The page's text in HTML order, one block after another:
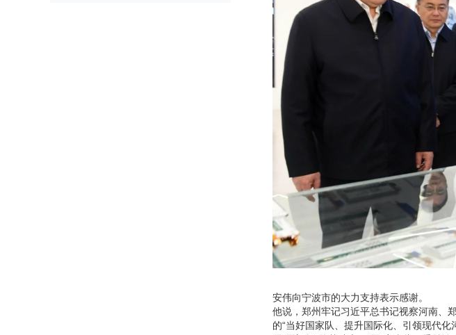
安伟向宁波市的大力支持表示感谢。
他说，郑州牢记习近平总书记视察河南、
的“当好国家队、提升国际化、引领现代